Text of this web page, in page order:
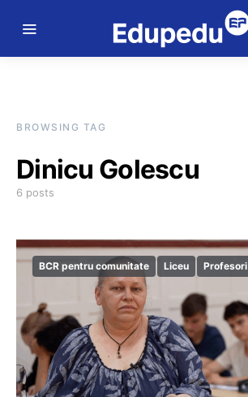
BROWSING TAG
Dinicu Golescu
6 posts
BCR pentru comunitate Liceu Profesori